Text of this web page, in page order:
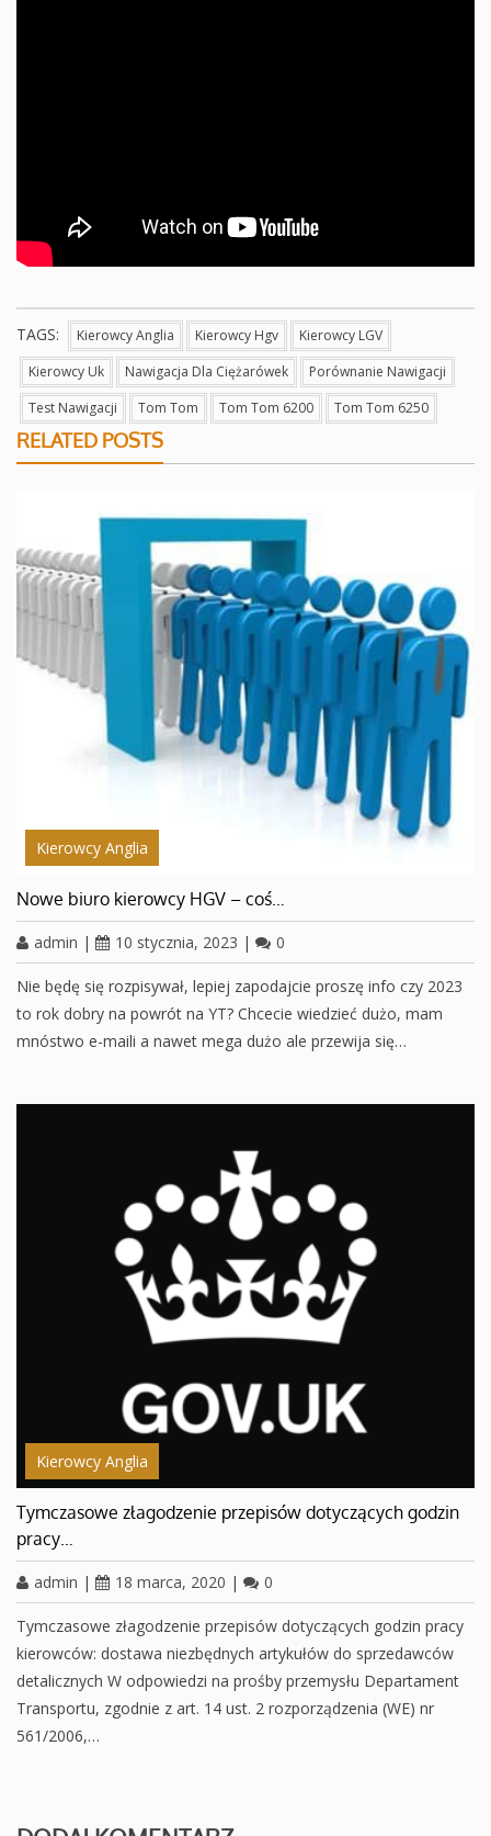
TAGS: Kierowcy Anglia Kierowcy Hgv
Kierowcy LGV
Kierowcy Uk
Nawigacja Dla Ciężarówek
Porównanie Nawigacji
Test Nawigacji
Tom Tom Tom Tom 6200 Tom Tom 6250
RELATED POSTS
Kierowcy Anglia
Nowe biuro kierowcy HGV – coś…
admin | 10 stycznia, 2023 | 0
Nie będę się rozpisywał, lepiej zapodajcie proszę info czy 2023
to rok dobry na powrót na YT? Chcecie wiedzieć dużo, mam
mnóstwo e-maili a nawet mega dużo ale przewija się…
Kierowcy Anglia
Tymczasowe złagodzenie przepisów dotyczących godzin
pracy…
admin | 18 marca, 2020 | 0
Tymczasowe złagodzenie przepisów dotyczących godzin pracy
kierowców: dostawa niezbędnych artykułów do sprzedawców
detalicznych W odpowiedzi na prośby przemysłu Departament
Transportu, zgodnie z art. 14 ust. 2 rozporządzenia (WE) nr
561/2006,…